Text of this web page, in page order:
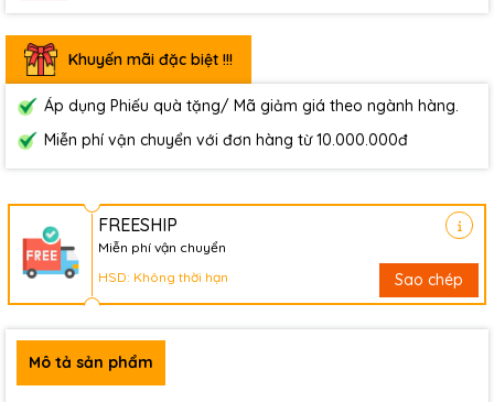
Khuyến mãi đặc biệt !!!
Áp dụng Phiếu quà tặng/ Mã giảm giá theo ngành hàng.
Miễn phí vận chuyển với đơn hàng từ 10.000.000đ
FREESHIP
Miễn phí vận chuyển
HSD: Không thời hạn
Sao chép
Mô tả sản phẩm